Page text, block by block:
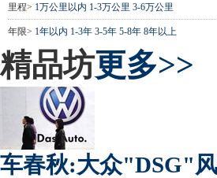
里程> 1万公里以内 1-3万公里 3-6万公里
年限> 1年以内 1-3年 3-5年 5-8年 8年以上
精品坊更多>>
车春秋:大众"DSG"